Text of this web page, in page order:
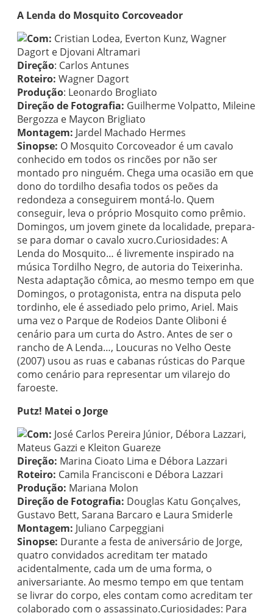
A Lenda do Mosquito Corcoveador
Com: Cristian Lodea, Everton Kunz, Wagner
Dagort e Djovani Altramari
Direção: Carlos Antunes
Roteiro: Wagner Dagort
Produção: Leonardo Brogliato
Direção de Fotografia: Guilherme Volpatto, Mileine
Bergozza e Maycon Brigliato
Montagem: Jardel Machado Hermes
Sinopse: O Mosquito Corcoveador é um cavalo
conhecido em todos os rincões por não ser
montado pro ninguém. Chega uma ocasião em que
dono do tordilho desafia todos os peões da
redondeza a conseguirem montá-lo. Quem
conseguir, leva o próprio Mosquito como prêmio.
Domingos, um jovem ginete da localidade, prepara-
se para domar o cavalo xucro.Curiosidades: A
Lenda do Mosquito… é livremente inspirado na
música Tordilho Negro, de autoria do Teixerinha.
Nesta adaptação cômica, ao mesmo tempo em que
Domingos, o protagonista, entra na disputa pelo
tordinho, ele é assediado pelo primo, Ariel. Mais
uma vez o Parque de Rodeios Dante Oliboni é
cenário para um curta do Astro. Antes de ser o
rancho de A Lenda…, Loucuras no Velho Oeste
(2007) usou as ruas e cabanas rústicas do Parque
como cenário para representar um vilarejo do
faroeste.
Putz! Matei o Jorge
Com: José Carlos Pereira Júnior, Débora Lazzari,
Mateus Gazzi e Kleiton Guareze
Direção: Marina Cioato Lima e Débora Lazzari
Roteiro: Camila Francisconi e Débora Lazzari
Produção: Mariana Molon
Direção de Fotografia: Douglas Katu Gonçalves,
Gustavo Bett, Sarana Barcaro e Laura Smiderle
Montagem: Juliano Carpeggiani
Sinopse: Durante a festa de aniversário de Jorge,
quatro convidados acreditam ter matado
acidentalmente, cada um de uma forma, o
aniversariante. Ao mesmo tempo em que tentam
se livrar do corpo, eles contam como acreditam ter
colaborado com o assassinato.Curiosidades: Para